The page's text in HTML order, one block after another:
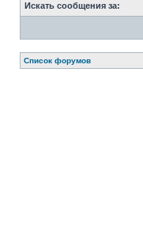
Искать сообщения за:
Список форумов